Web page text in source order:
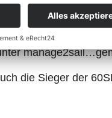
dass sowohl
die Sieger der